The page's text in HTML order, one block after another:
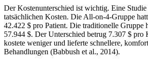
Der Kostenunterschied ist wichtig. Eine
tatsächlichen Kosten. Die All-on-4-Gruppe
42.422 $ pro Patient. Die traditionelle Gruppe
57.944 $. Der Unterschied betrug 7.307 $ pro
kostete weniger und lieferte schnellere,
Behandlungen (Babbush et al., 2014).